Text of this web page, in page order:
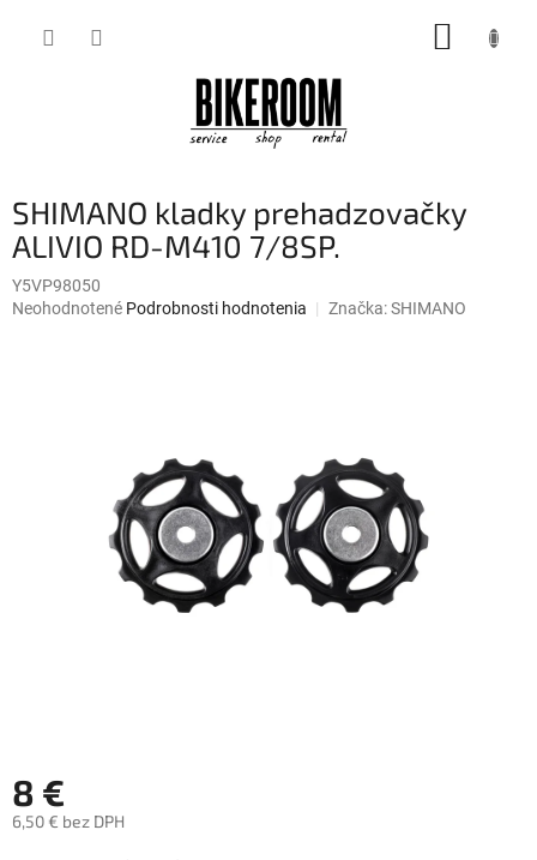
SHIMANO kladky prehadzovačky
ALIVIO RD-M410 7/8SP.
Y5VP98050
Priemerné
Neohodnotené Podrobnosti hodnotenia Značka:SHIMANO
8 €
6,50 € bez DPH